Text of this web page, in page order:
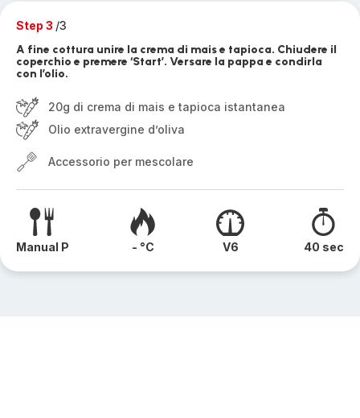
Step 3 /3
A fine cottura unire la crema di mais e tapioca. Chiudere il
coperchio e premere ‘Start’. Versare la pappa e condirla
con l’olio.
20g di crema di mais e tapioca istantanea
Olio extravergine d’oliva
Accessorio per mescolare
Manual P - °C V6 40 sec